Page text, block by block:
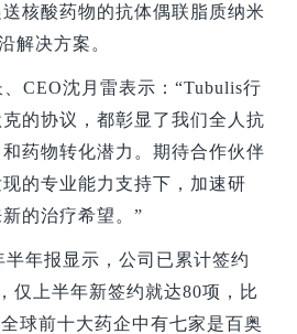
核酸药物的抗体偶联脂质纳米
解决方案。
CEO沈月雷表示：“Tubulis行
的协议，都彰显了我们全人抗
药物转化潜力。期待合作伙伴
的专业能力支持下，加速研
的治疗希望。”
半年报显示，公司已累计签约
仅上半年新签约就达80项，比
球前十大药企中有七家是百奥